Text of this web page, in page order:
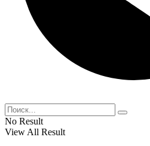
No Result
View All Result